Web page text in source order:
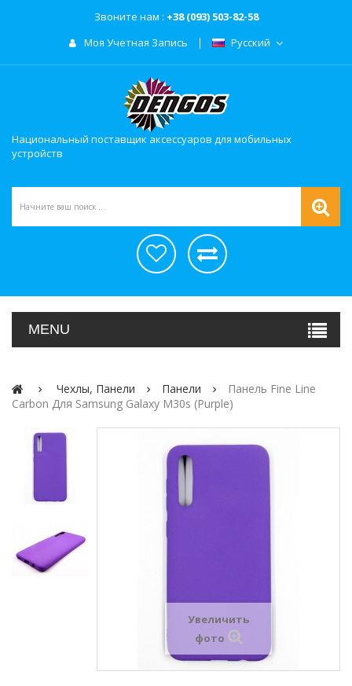
Звоните нам : +38 (093) 503-82-58
Моя Учетная Запись
Русский
Национальный поставщик аксессуаров для мобильных
устройств
MENU
Чехлы, Панели Панели
Панель Fine Line
Carbon Для Samsung Galaxy M30s (purple)
Увеличить
фото